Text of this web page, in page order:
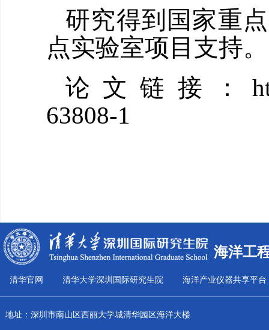
研究得到国家重
点实验室项目支持。
论文链接：
63808-1
海洋工
清华官网 清华大学深圳国际研究生院 海洋产业仪器共享平台
地址：深圳市南山区西丽大学城清华园区海洋大楼